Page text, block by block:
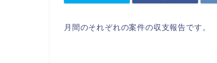
月間のそれぞれの案件の収支報告です。